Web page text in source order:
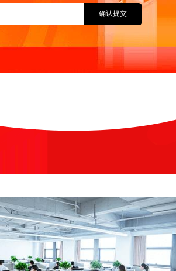
确认提交